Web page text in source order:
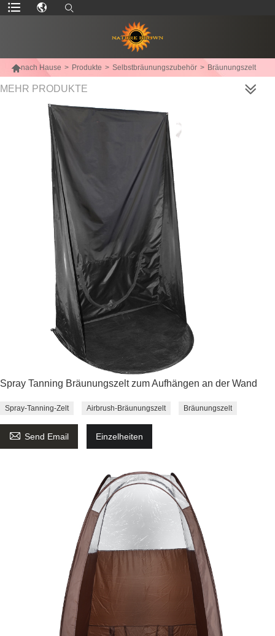
nach Hause > Produkte > Selbstbräunungszubehör > Bräunungszelt
MEHR PRODUKTE
Spray Tanning Bräunungszelt zum Aufhängen an der Wand
Spray-Tanning-Zelt Airbrush-Bräunungszelt Bräunungszelt
 Send Email Einzelheiten